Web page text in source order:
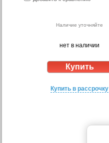
Наличие уточняйте
нет в наличии
Купить в рассрочку